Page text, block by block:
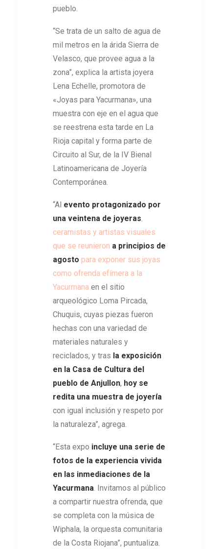
pueblo.
“Se trata de un salto de agua de
mil metros en la árida Sierra de
Velasco, que provee agua a la
zona”, explica la artista joyera
Lena Echelle, promotora de
«Joyas para Yacurmana», una
muestra con eje en el agua que
se reestrena esta tarde en La
Rioja capital y forma parte de
Circuito al Sur, de la IV Bienal
Latinoamericana de Joyería
Contemporánea.
“Al evento protagonizado por
una veintena de joyeras,
ceramistas y artistas visuales
que se reunieron a principios de
agosto para exponer sus joyas
como ofrenda efímera a la
Yacurmana en el sitio
arqueológico Loma Pircada,
Chuquis, cuyas piezas fueron
hechas con una variedad de
materiales naturales y
reciclados, y tras la exposición
en la Casa de Cultura del
pueblo de Anjullon, hoy se
redita una muestra de joyería
con igual inclusión y respeto por
la naturaleza”, agrega.
“Esta expo incluye una serie de
fotos de la experiencia vivida
en las inmediaciones de la
Yacurmana. Invitamos al público
a compartir nuestra ofrenda, que
se completa con la música de
Wiphala, la orquesta comunitaria
de la Costa Riojana”, puntualiza.